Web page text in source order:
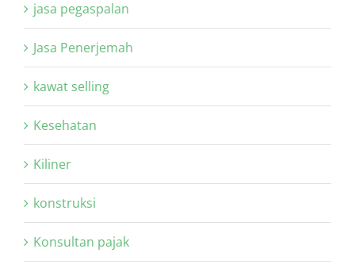
jasa pegaspalan
Jasa Penerjemah
kawat selling
Kesehatan
Kiliner
konstruksi
Konsultan pajak